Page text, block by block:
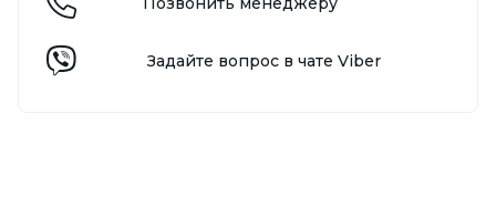
Задайте вопрос в чате Viber